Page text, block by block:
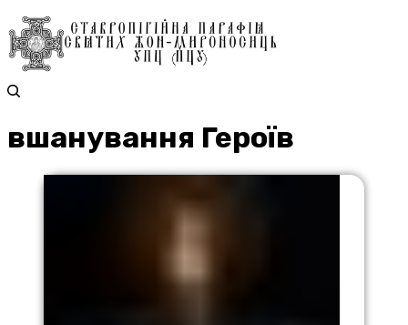
вшанування Героїв